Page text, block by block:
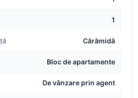
1
Cărămidă
Bloc de apartamente
De vânzare prin agent